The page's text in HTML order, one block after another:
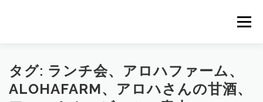
メニュー
HOME NEWS STAFF STORY 商品一覧
タグ: ランチ会、アロハファーム、
ALOHAFARM、アロハさんの甘酒、